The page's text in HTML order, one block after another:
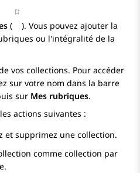
(
). Vous pouvez ajouter la
ou l'intégralité de la
vos collections. Pour accéder
sur votre nom dans la barre
sur Mes rubriques.
actions suivantes :
et supprimez une collection.
comme collection par